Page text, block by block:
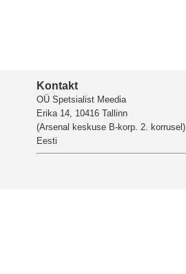
Kontakt
OÜ Spetsialist Meedia
Erika 14, 10416 Tallinn
(Arsenal keskuse B-korp. 2. korrusel)
Eesti